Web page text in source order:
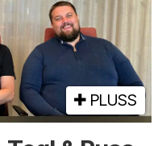
PLUSS